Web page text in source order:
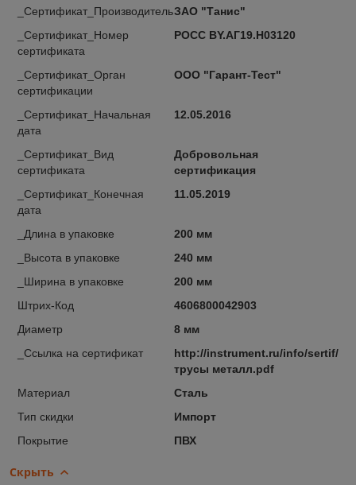
_Сертификат_ПроизводительЗАО "Танис"
_Сертификат_Номер
сертификата
РОСС BY.AГ19.H03120
_Сертификат_Орган
сертификации
ООО "Гарант-Тест"
_Сертификат_Начальная
дата
12.05.2016
_Сертификат_Вид
сертификата
Добровольная
сертификация
_Сертификат_Конечная
дата
11.05.2019
_Длина в упаковке
200 мм
_Высота в упаковке
240 мм
_Ширина в упаковке
200 мм
Штрих-Код
4606800042903
Диаметр
8 мм
_Ссылка на сертификат
http://instrument.ru/info/sertif/
трусы металл.pdf
Материал
Сталь
Тип скидки
Импорт
Покрытие
ПВХ
Скрыть